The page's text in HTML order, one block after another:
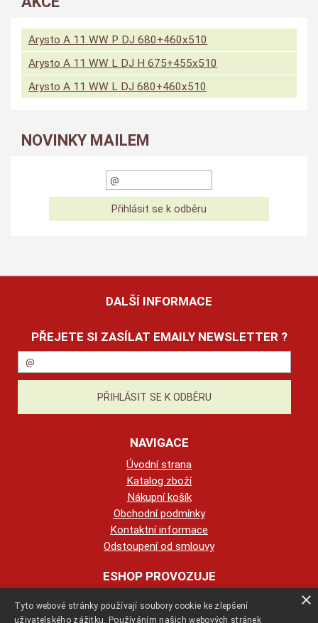
Arysto A 11 WW P DJ 680+460x510
Arysto A 11 WW L DJ H 675+455x510
Arysto A 11 WW L DJ 680+460x510
NOVINKY MAILEM
DALŠÍ INFORMACE
PŘEJETE SI ZASÍLAT EMAILY NEWSLETTER ?
NAVIGACE
Úvodní strana
Katalog zboží
Nákupní košík
Obchodní podmínky
Kontaktní informace
Odstoupení od smlouvy
ESHOP PROVOZUJE
123KRBY s.r.o.
×
Tyto webové stránky používají soubory cookie ke zlepšení
uživatelského zážitku. Používáním našich webových stránek